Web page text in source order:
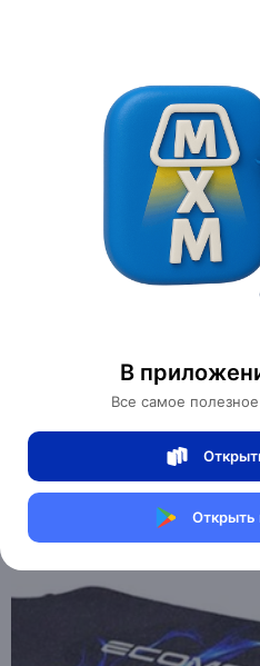
В
Все самое
Открыть
Категории
Электроскейтборды
0 отзывов
Магазин Ephdarren
Артикул:ECOMOBL M7